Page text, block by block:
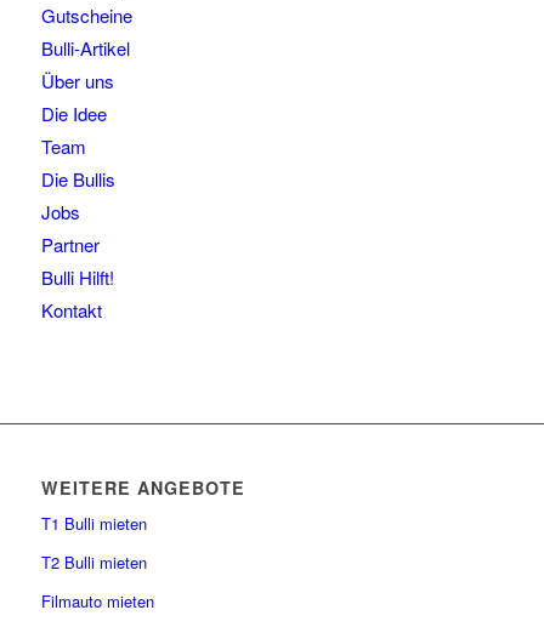
Gutscheine
Bulli-Artikel
Über uns
Die Idee
Team
Die Bullis
Jobs
Partner
Bulli Hilft!
Kontakt
WEITERE ANGEBOTE
T1 Bulli mieten
T2 Bulli mieten
Filmauto mieten